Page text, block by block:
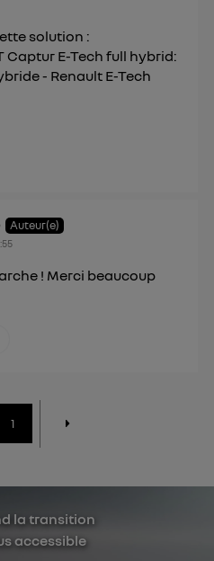
solution :
Captur E-Tech full hybrid:
- Renault E-Tech
Auteur(e)
! Merci beaucoup
1
la transition
accessible